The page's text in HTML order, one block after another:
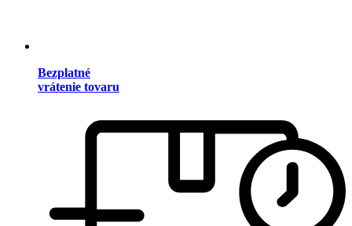
Bezplatné
vrátenie tovaru